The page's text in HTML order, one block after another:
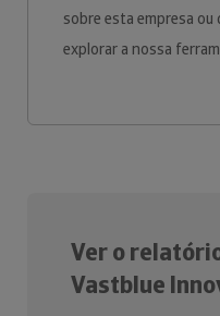
sobre esta empresa ou
explorar a nossa
Ver o
Vastblue